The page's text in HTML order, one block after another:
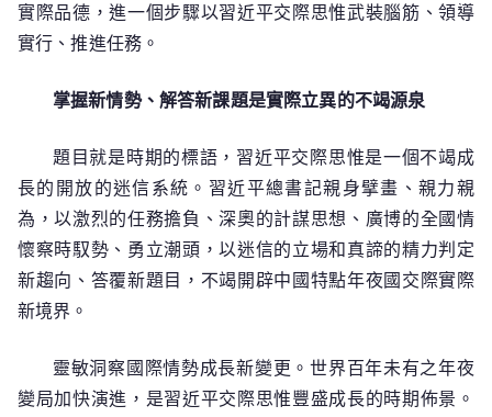
設
計
平
際
思
惟
于
時
領
時
實際品德，進一個步驟以習近平交際思惟武裝腦筋、領導
實行、推進任務。
掌握新情勢、解答新課題是實際立異的不竭源泉
題目就是時期的標語，習近平交際思惟是一個不竭成
長的開放的迷信系統。習近平總書記親身擘畫、親力親
為，以激烈的任務擔負、深奧的計謀思想、廣博的全國情
懷察時馭勢、勇立潮頭，以迷信的立場和真諦的精力判定
新趨向、答覆新題目，不竭開辟中國特點年夜國交際實際
新境界。
靈敏洞察國際情勢成長新變更。世界百年未有之年夜
變局加快演進，是習近平交際思惟豐盛成長的時期佈景。